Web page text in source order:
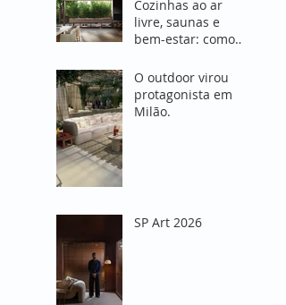
Cozinhas ao ar
livre, saunas e
bem-estar: como
redefiniu o
conceito de viver
fora de casa
O outdoor virou
protagonista em
Milão.
SP Art 2026